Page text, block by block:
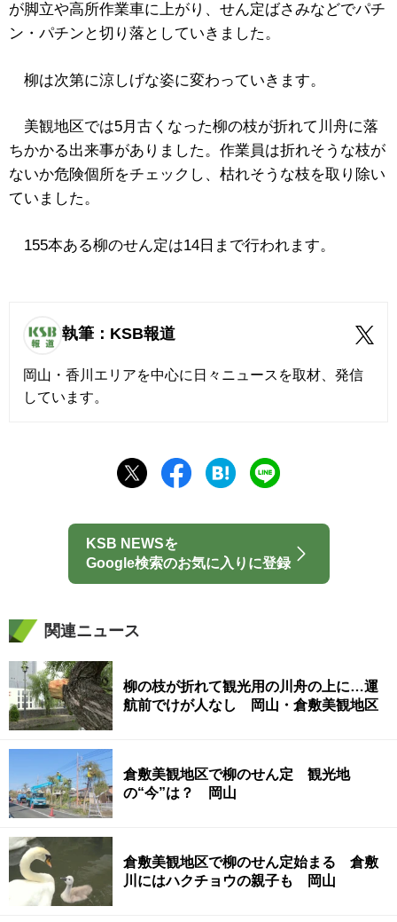
が脚立や高所作業車に上がり、せん定ばさみなどでパチ
ン・パチンと切り落としていきました。
柳は次第に涼しげな姿に変わっていきます。
美観地区では5月古くなった柳の枝が折れて川舟に落
ちかかる出来事がありました。作業員は折れそうな枝が
ないか危険個所をチェックし、枯れそうな枝を取り除い
ていました。
155本ある柳のせん定は14日まで行われます。
執筆：KSB報道
岡山・香川エリアを中心に日々ニュースを取材、発信
しています。
KSB NEWSを
Google検索のお気に入りに登録
関連ニュース
柳の枝が折れて観光用の川舟の上に…運
航前でけが人なし 岡山・倉敷美観地区
倉敷美観地区で柳のせん定 観光地
の“今”は？ 岡山
倉敷美観地区で柳のせん定始まる 倉敷
川にはハクチョウの親子も 岡山